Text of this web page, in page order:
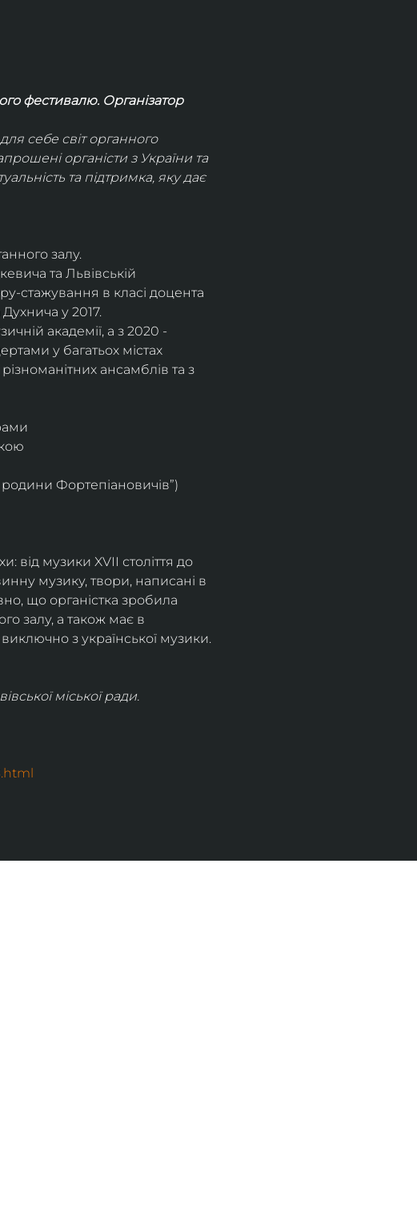
фестивалю. Організатор
себе світ органного
органісти з України та
та підтримка, яку дає
залу.
та Львівській
стажування в класі доцента
у 2017.
академії, а з 2020 -
у багатьох містах
ансамблів та з
родини Фортепіановичів”)
від музики XVII століття до
музику, твори, написані в
що органістка зробила
залу, а також має в
з української музики.
міської ради.